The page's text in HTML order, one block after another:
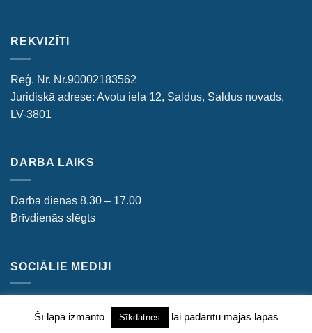
REKVIZĪTI
Reģ. Nr. Nr.90002183562
Juridiskā adrese: Avotu iela 12, Saldus, Saldus novads,
LV-3801
DARBA LAIKS
Darba dienās 8.30 – 17.00
Brīvdienās slēgts
SOCIĀLIE MEDIJI
Šī lapa izmanto Sīkdatnes
lai padarītu mājas lapas